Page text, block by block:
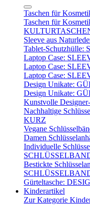
Taschen für
Taschen für
Sleeve aus
Tablet-Schutzhülle:
Laptop Case:
Laptop Case:
Laptop Case:
Design Unikate:
Design Unikate:
Kunstvolle
Nachhaltige
KURZ
Vegane
Damen
Individuelle
Bestickte
Gürteltasche:
Kinderartikel
Zur Kategorie